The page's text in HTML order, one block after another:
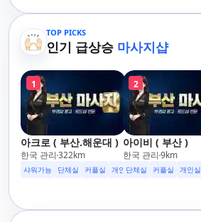
TOP PICKS
인기 급상승 마사지샵
1
아크로 ( 부산.해운대 )
한국 관리 322km
샤워가능 단체실 커플실 개인실 수면가능 무료주차
2
아이비 ( 부산 )
한국 관리 9km
단체실 커플실 개인실